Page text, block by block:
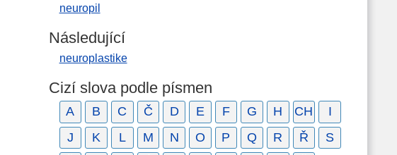
neuropil
Následující
neuroplastike
Cizí slova podle písmen
A B C Č D E F G H CH
I
J
K L M N O P Q R Ř
S